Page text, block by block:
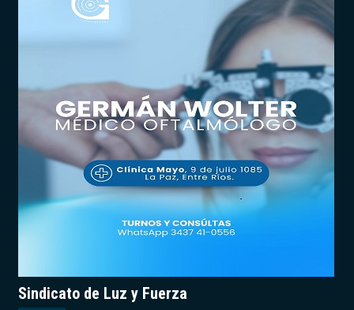
Sindicato de Luz y Fuerza